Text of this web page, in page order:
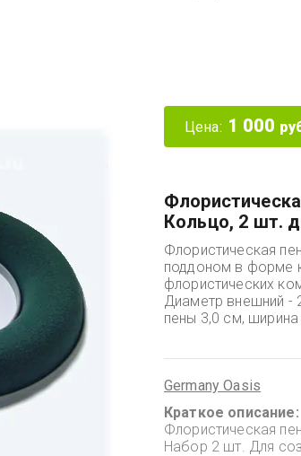
Цена: 1 000
Кольцо, 2 шт.
Флористическая
поддоном в форме
флористических
Диаметр внешний -
пены 3,0 см,
Germany Oasis
Краткое описание
Флористическая
Набор 2 шт. Для